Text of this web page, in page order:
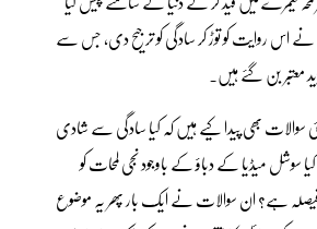
اس روایت کو توڑ کر سادگی کو ترجیح دی، جس سے
معتبر بن گئے ہیں۔
بھی پیدا کیے ہیں کہ کیا سادگی سے شادی
سوشل میڈیا کے دباؤ کے باوجود نجی لمحات کو
فیصلہ ہے؟ ان سوالات نے ایک بار پھر یہ موضوع